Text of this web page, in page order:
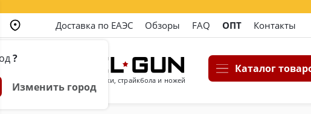
?
Изменить город
Доставка по ЕАЭС Обзоры FAQ ОПТ Контакты
Магазин пневматики, страйкбола и ножей
Каталог